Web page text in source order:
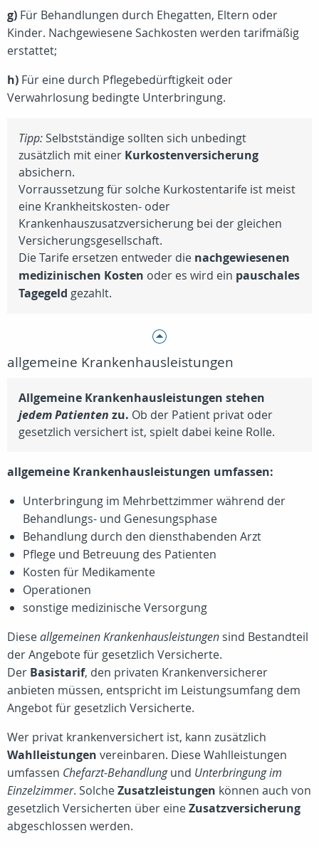
g) Für Behandlungen durch Ehegatten, Eltern oder
Kinder. Nachgewiesene Sachkosten werden tarifmäßig
erstattet;
h) Für eine durch Pflegebedürftigkeit oder
Verwahrlosung bedingte Unterbringung.
Tipp:Selbstständige sollten sich unbedingt
zusätzlich mit einer Kurkostenversicherung
absichern.
Vorraussetzung für solche Kurkostentarife ist meist
eine Krankheitskosten- oder
Krankenhauszusatzversicherung bei der gleichen
Versicherungsgesellschaft.
Die Tarife ersetzen entweder die nachgewiesenen
medizinischen Kosten oder es wird ein pauschales
Tagegeld gezahlt.
allgemeine Krankenhausleistungen
Allgemeine Krankenhausleistungen stehen
jedem Patienten zu. Ob der Patient privat oder
gesetzlich versichert ist, spielt dabei keine Rolle.
allgemeine Krankenhausleistungen umfassen:
Unterbringung im Mehrbettzimmer während der
Behandlungs- und Genesungsphase
Behandlung durch den diensthabenden Arzt
Pflege und Betreuung des Patienten
Kosten für Medikamente
Operationen
sonstige medizinische Versorgung
Dieseallgemeinen Krankenhausleistungen sind Bestandteil
der Angebote für gesetzlich Versicherte.
Der Basistarif, den privaten Krankenversicherer
anbieten müssen, entspricht im Leistungsumfang dem
Angebot für gesetzlich Versicherte.
Wer privat krankenversichert ist, kann zusätzlich
Wahlleistungen vereinbaren. Diese Wahlleistungen
umfassen Chefarzt-Behandlungund Unterbringung im
Einzelzimmer. SolcheZusatzleistungen können auch von
gesetzlich Versicherten über eineZusatzversicherung
abgeschlossen werden.